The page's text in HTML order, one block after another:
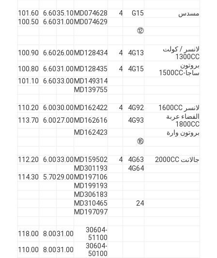
مسدس G15
4
MD074628
35.10
6.60
101.60
MD074629
31.00
6.60
100.50
⑫
لانسر / كولت
1300CC
4G13
4
MD128434
26.00
6.60
100.90
بروتون
ساجا-1500CC
4G15
4
MD128435
31.00
6.60
100.80
MD149314
33.00
6.60
101.10
MD139755
لانسر 1600CC 4G92
4
MD162422
30.00
6.00
110.20
الفضاء عربة
1800CC
4G93
MD162616
27.00
6.00
113.70
بروتون وارة
MD162423
⑯
جالانت 2000CC 4G63
4
MD159502
33.00
6.00
112.20
4G64
MD301193
MD197106
29.00
5.70
114.30
MD199193
MD306183
24
MD310465
MD197097
30604-
51100
31.00
8.00
118.00
30604-
50100
31.00
8.00
110.00